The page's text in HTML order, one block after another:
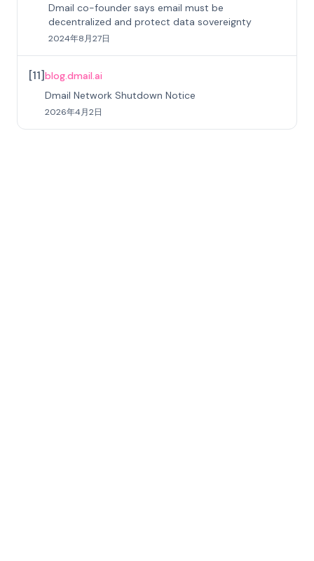
Dmail co-founder says email must be
decentralized and protect data sovereignty
2024年8月27日
[11]blog.dmail.ai
Dmail Network Shutdown Notice
2026年4月2日